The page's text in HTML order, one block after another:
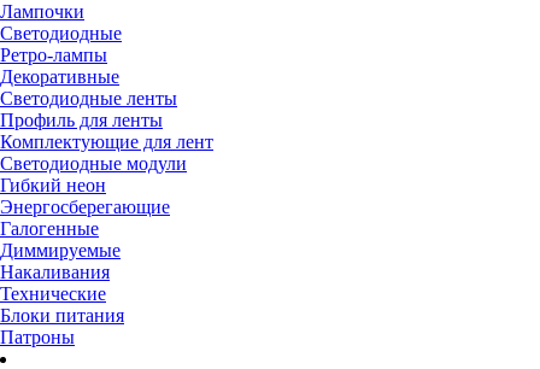
Лампочки
Светодиодные
Ретро-лампы
Декоративные
Светодиодные ленты
Профиль для ленты
Комплектующие для лент
Светодиодные модули
Гибкий неон
Энергосберегающие
Галогенные
Диммируемые
Накаливания
Технические
Блоки питания
Патроны